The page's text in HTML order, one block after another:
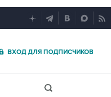
ВХОД ДЛЯ ПОДПИСЧИКОВ